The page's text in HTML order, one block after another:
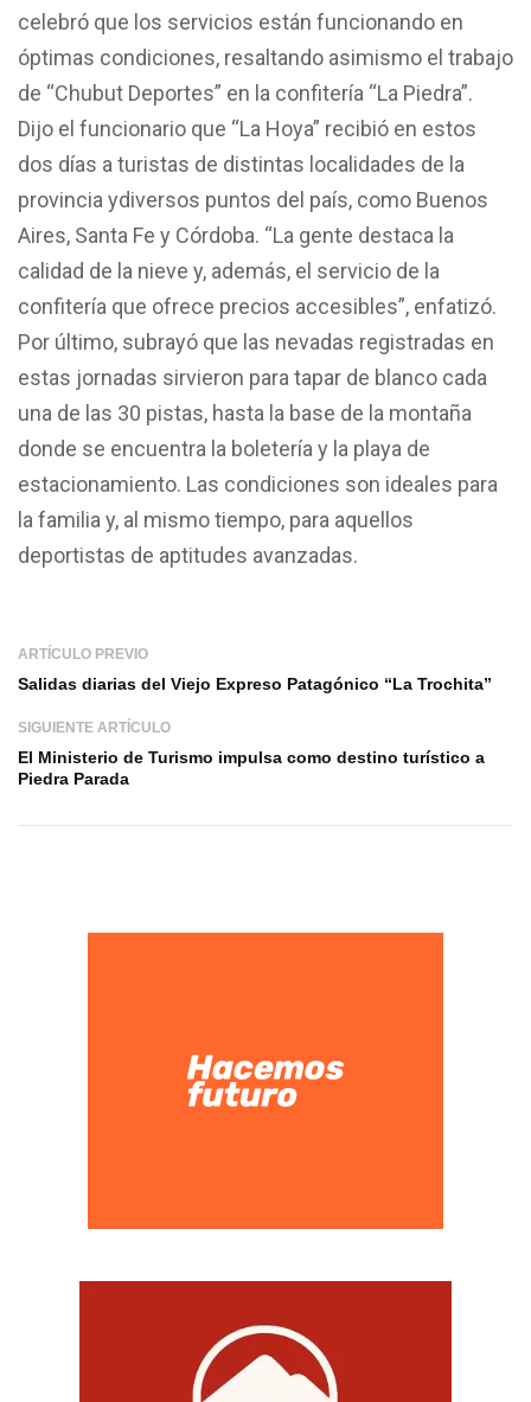
celebró que los servicios están funcionando en
óptimas condiciones, resaltando asimismo el trabajo
de “Chubut Deportes” en la confitería “La Piedra”.
Dijo el funcionario que “La Hoya” recibió en estos
dos días a turistas de distintas localidades de la
provincia ydiversos puntos del país, como Buenos
Aires, Santa Fe y Córdoba. “La gente destaca la
calidad de la nieve y, además, el servicio de la
confitería que ofrece precios accesibles”, enfatizó.
Por último, subrayó que las nevadas registradas en
estas jornadas sirvieron para tapar de blanco cada
una de las 30 pistas, hasta la base de la montaña
donde se encuentra la boletería y la playa de
estacionamiento. Las condiciones son ideales para
la familia y, al mismo tiempo, para aquellos
deportistas de aptitudes avanzadas.
ARTÍCULO PREVIO
Salidas diarias del Viejo Expreso Patagónico “La Trochita”
SIGUIENTE ARTÍCULO
El Ministerio de Turismo impulsa como destino turístico a
Piedra Parada